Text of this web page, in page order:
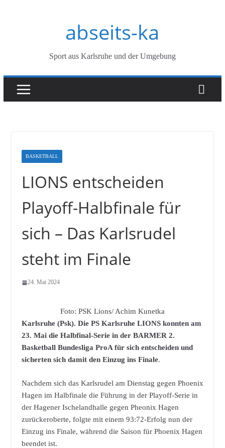
abseits-ka
Sport aus Karlsruhe und der Umgebung
BASKETBALL
LIONS entscheiden
Playoff-Halbfinale für
sich – Das Karlsrudel
steht im Finale
24. Mai 2024
Foto: PSK Lions/ Achim Kunetka
Karlsruhe (Psk). Die PS Karlsruhe LIONS konnten am
23. Mai die Halbfinal-Serie in der BARMER 2.
Basketball Bundesliga ProA für sich entscheiden und
sicherten sich damit den Einzug ins Finale.
Nachdem sich das Karlsrudel am Dienstag gegen Phoenix
Hagen im Halbfinale die Führung in der Playoff-Serie in
der Hagener Ischelandhalle gegen Pheonix Hagen
zurückeroberte, folgte mit einem 93:72-Erfolg nun der
Einzug ins Finale, während die Saison für Phoenix Hagen
beendet ist.